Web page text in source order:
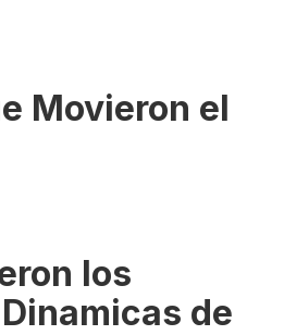
Movieron el
los
de